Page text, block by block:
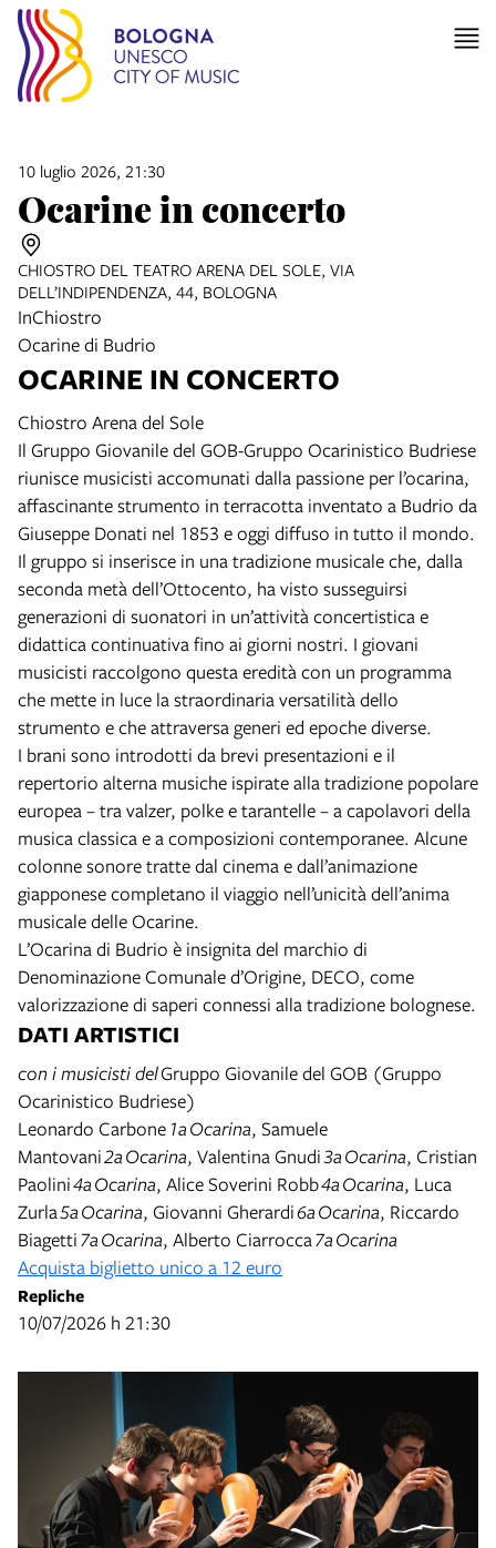
10 luglio 2026, 21:30
Ocarine in concerto
CHIOSTRO DEL TEATRO ARENA DEL SOLE, VIA
DELL’INDIPENDENZA, 44, BOLOGNA
InChiostro
Ocarine di Budrio
OCARINE IN CONCERTO
Chiostro Arena del Sole
Il Gruppo Giovanile del GOB-Gruppo Ocarinistico Budriese
riunisce musicisti accomunati dalla passione per l’ocarina,
affascinante strumento in terracotta inventato a Budrio da
Giuseppe Donati nel 1853 e oggi diffuso in tutto il mondo.
Il gruppo si inserisce in una tradizione musicale che, dalla
seconda metà dell’Ottocento, ha visto susseguirsi
generazioni di suonatori in un’attività concertistica e
didattica continuativa fino ai giorni nostri. I giovani
musicisti raccolgono questa eredità con un programma
che mette in luce la straordinaria versatilità dello
strumento e che attraversa generi ed epoche diverse.
I brani sono introdotti da brevi presentazioni e il
repertorio alterna musiche ispirate alla tradizione popolare
europea – tra valzer, polke e tarantelle – a capolavori della
musica classica e a composizioni contemporanee. Alcune
colonne sonore tratte dal cinema e dall’animazione
giapponese completano il viaggio nell’unicità dell’anima
musicale delle Ocarine.
L’Ocarina di Budrio è insignita del marchio di
Denominazione Comunale d’Origine, DECO, come
valorizzazione di saperi connessi alla tradizione bolognese.
DATI ARTISTICI
con i musicisti delGruppo Giovanile del GOB (Gruppo
Ocarinistico Budriese)
Leonardo Carbone 1aOcarina, Samuele
Mantovani2aOcarina, Valentina Gnudi3aOcarina, Cristian
Paolini4aOcarina, Alice Soverini Robb4aOcarina, Luca
Zurla5aOcarina, Giovanni Gherardi6aOcarina, Riccardo
Biagetti7aOcarina, Alberto Ciarrocca7aOcarina
Acquista biglietto unico a 12 euro
Repliche
10/07/2026 h 21:30